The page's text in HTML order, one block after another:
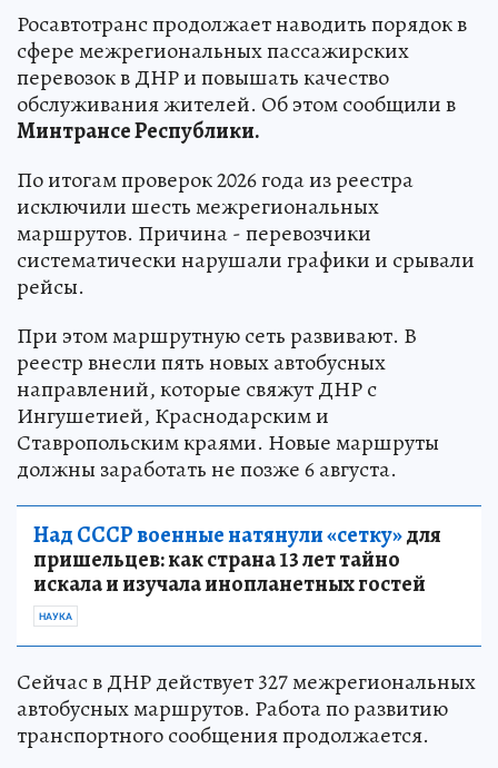
Росавтотранс продолжает наводить порядок в
сфере межрегиональных пассажирских
перевозок в ДНР и повышать качество
обслуживания жителей. Об этом сообщили в
Минтрансе Республики.
По итогам проверок 2026 года из реестра
исключили шесть межрегиональных
маршрутов. Причина - перевозчики
систематически нарушали графики и срывали
рейсы.
При этом маршрутную сеть развивают. В
реестр внесли пять новых автобусных
направлений, которые свяжут ДНР с
Ингушетией, Краснодарским и
Ставропольским краями. Новые маршруты
должны заработать не позже 6 августа.
Над СССР военные натянули «сетку»для
пришельцев: как страна 13 лет тайно
искала и изучала инопланетных гостей
НАУКА
Сейчас в ДНР действует 327 межрегиональных
автобусных маршрутов. Работа по развитию
транспортного сообщения продолжается.